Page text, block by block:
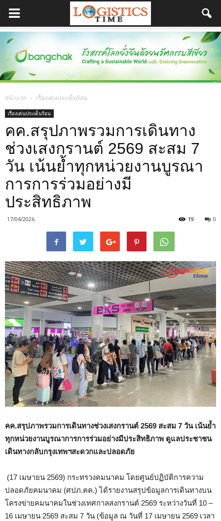
หน้าแรก เรื่องเด่นประเด็นร้อน
เรื่องเด่นประเด็นร้อน
คค.สรุปภาพรวมการเดินทาง
ช่วงเสงกรานต์ 2569 สะสม 7
วัน เน้นย้ำทุกหน่วยงานบูรณา
การการร่วมอย่างมี
ประสิทธิภาพ
17/04/2026 0
19
คค.สรุปภาพรวมการเดินทางช่วงเสงกรานต์ 2569 สะสม 7 วัน เน้นย้ำ
ทุกหน่วยงานบูรณาการการร่วมอย่างมีประสิทธิภาพ ดูแลประชาชน
เดินทางกลับกรุงเทพฯสะดวกและปลอดภัย
(17 เมษายน 2569) กระทรวงคมนาคม โดยศูนย์ปฏิบัติการความ
ปลอดภัยคมนาคม (ศปภ.คค.) ได้รายงานสรุปข้อมูลการเดินทางบน
โครงข่ายคมนาคมในช่วงเทศกาลสงกรานต์ 2569 ระหว่างวันที่ 10 –
16 เมษายน 2569 สะสม 7 วัน (ข้อมูล ณ วันที่ 17 เมษายน 2569 เวลา